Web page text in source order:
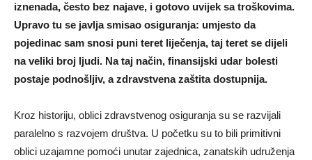
iznenada, često bez najave, i gotovo uvijek sa troškovima.
Upravo tu se javlja smisao osiguranja: umjesto da
pojedinac sam snosi puni teret liječenja, taj teret se dijeli
na veliki broj ljudi. Na taj način, finansijski udar bolesti
postaje podnošljiv, a zdravstvena zaštita dostupnija.
Kroz historiju, oblici zdravstvenog osiguranja su se razvijali
paralelno s razvojem društva. U početku su to bili primitivni
oblici uzajamne pomoći unutar zajednica, zanatskih udruženja